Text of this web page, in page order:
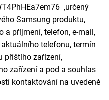
,určený
Samsung produktu,
a příjmení, telefon, e-mail,
telefonu, termín
příštího zařízení,
zařízení a pod a souhlas
kontaktování na uvedené